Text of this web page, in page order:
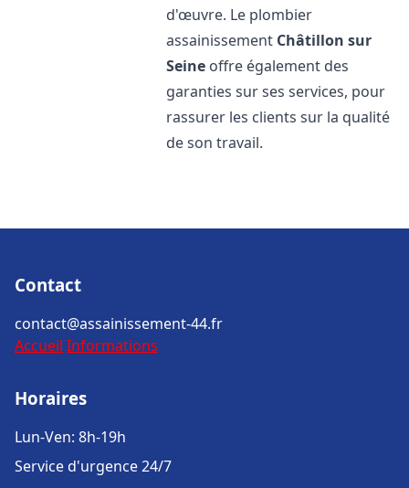
d'œuvre. Le plombier
assainissement Châtillon sur
Seine offre également des
garanties sur ses services, pour
rassurer les clients sur la qualité
de son travail.
Contact
contact@assainissement-44.fr
Accueil Informations
Horaires
Lun-Ven: 8h-19h
Service d'urgence 24/7